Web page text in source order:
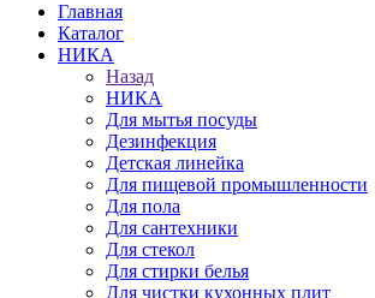
Главная
Каталог
НИКА
Назад
НИКА
Для мытья посуды
Дезинфекция
Детская линейка
Для пищевой промышленности
Для пола
Для сантехники
Для стекол
Для стирки белья
Для чистки кухонных плит